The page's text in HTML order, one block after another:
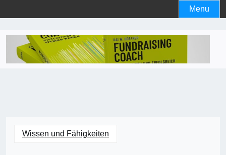
to
Menu
Wissen und Fähigkeiten